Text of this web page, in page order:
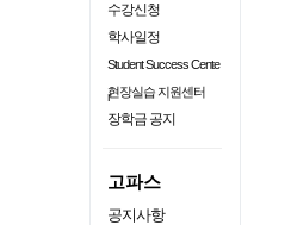
수강신청
학사일정
Student Success Cente
r현장실습 지원센터
장학금 공지
고파스
공지사항